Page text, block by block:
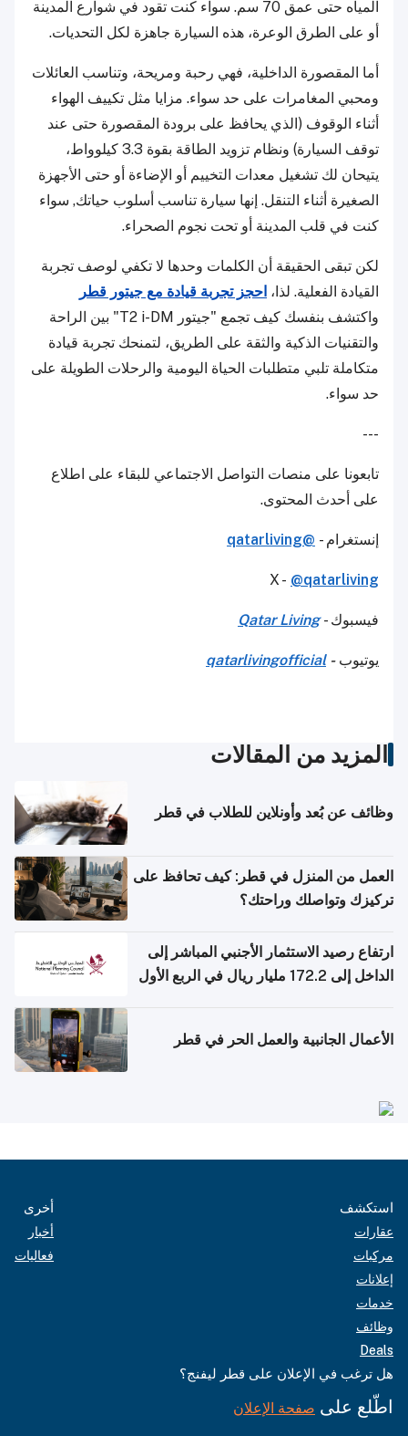
المياه حتى عمق 70 سم. سواء كنت تقود في شوارع المدينة
أو على الطرق الوعرة، هذه السيارة جاهزة لكل التحديات.
أما المقصورة الداخلية، فهي رحبة ومريحة، وتناسب العائلات
ومحبي المغامرات على حد سواء. مزايا مثل تكييف الهواء
أثناء الوقوف (الذي يحافظ على برودة المقصورة حتى عند
توقف السيارة) ونظام تزويد الطاقة بقوة 3.3 كيلوواط،
يتيحان لك تشغيل معدات التخييم أو الإضاءة أو حتى الأجهزة
الصغيرة أثناء التنقل. إنها سيارة تناسب أسلوب حياتك, سواء
كنت في قلب المدينة أو تحت نجوم الصحراء.
لكن تبقى الحقيقة أن الكلمات وحدها لا تكفي لوصف تجربة
القيادة الفعلية. لذا، احجز تجربة قيادة مع جيتور قطر
واكتشف بنفسك كيف تجمع "جيتور T2 i-DM" بين الراحة
والتقنيات الذكية والثقة على الطريق، لتمنحك تجربة قيادة
متكاملة تلبي متطلبات الحياة اليومية والرحلات الطويلة على
حد سواء.
---
تابعونا على منصات التواصل الاجتماعي للبقاء على اطلاع
على أحدث المحتوى.
إنستغرام - @qatarliving
X - @qatarliving
فيسبوك -Qatar Living
يوتيوب-
qatarlivingofficial
المزيد من المقالات
وظائف عن بُعد وأونلاين للطلاب في قطر
العمل من المنزل في قطر: كيف تحافظ على
تركيزك وتواصلك وراحتك؟
ارتفاع رصيد الاستثمار الأجنبي المباشر إلى
الداخل إلى 172.2 مليار ريال في الربع الأول
الأعمال الجانبية والعمل الحر في قطر
استكشف
عقارات
مركبات
إعلانات
خدمات
وظائف
Deals
أخرى
أخبار
فعاليات
هل ترغب في الإعلان على قطر ليفنج؟
اطّلع على صفحة الإعلان